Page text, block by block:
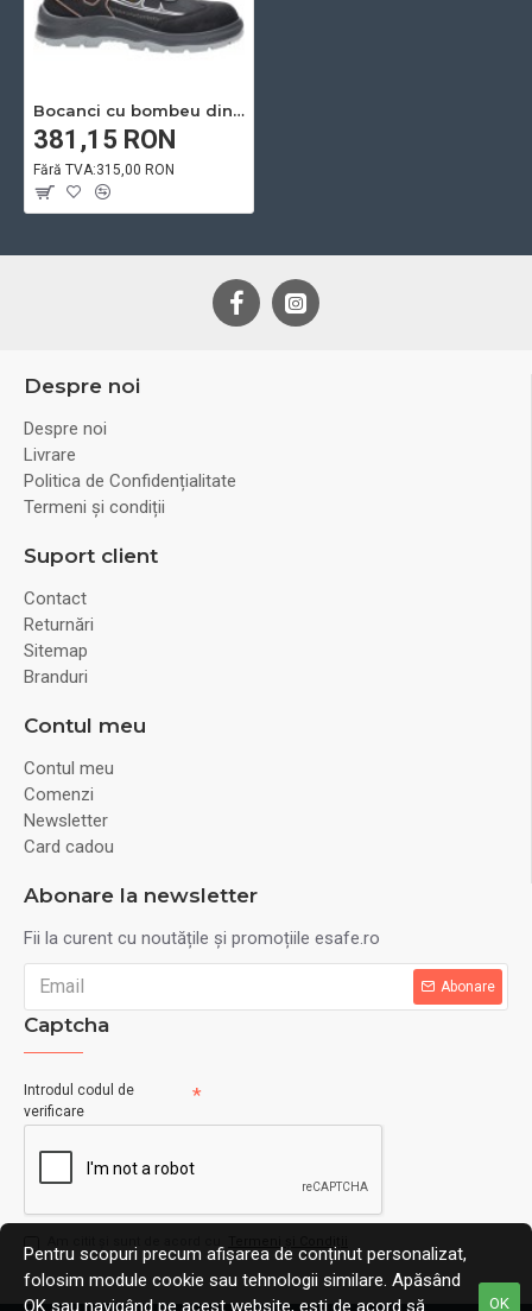
Bocanci cu bombeu din fibra DOZER S3 ESD SRC PU2D BC LNM - ARDON
381,15 RON
Fără TVA:315,00 RON
Despre noi
Despre noi
Livrare
Politica de Confidențialitate
Termeni și condiții
Suport client
Contact
Returnări
Sitemap
Branduri
Contul meu
Contul meu
Comenzi
Newsletter
Card cadou
Abonare la newsletter
Fii la curent cu noutățile și promoțiile esafe.ro
Abonare
Captcha
Introdul codul de
verificare
OK
Pentru scopuri precum afișarea de conținut personalizat,
folosim module cookie sau tehnologii similare. Apăsând
OK sau navigând pe acest website, ești de acord să